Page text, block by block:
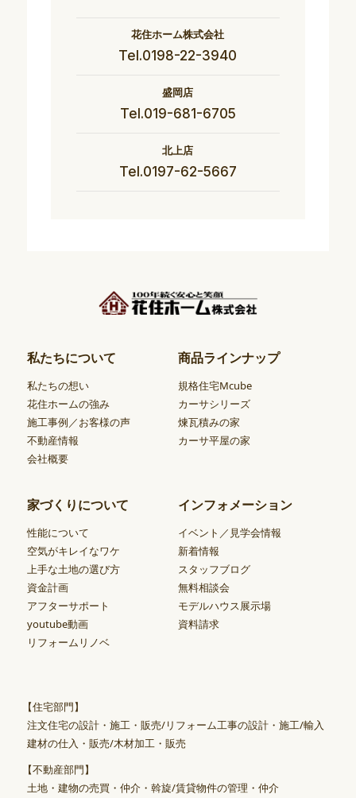
花住ホーム株式会社
Tel.0198-22-3940
盛岡店
Tel.019-681-6705
北上店
Tel.0197-62-5667
私たちについて
私たちの想い
花住ホームの強み
施工事例／お客様の声
不動産情報
会社概要
商品ラインナップ
規格住宅Mcube
カーサシリーズ
煉瓦積みの家
カーサ平屋の家
家づくりについて
性能について
空気がキレイなワケ
上手な土地の選び方
資金計画
アフターサポート
youtube動画
リフォームリノベ
インフォメーション
イベント／見学会情報
新着情報
スタッフブログ
無料相談会
モデルハウス展示場
資料請求
【住宅部門】
注文住宅の設計・施工・販売/リフォーム工事の設計・施工/輸入
建材の仕入・販売/木材加工・販売
【不動産部門】
土地・建物の売買・仲介・斡旋/賃貸物件の管理・仲介